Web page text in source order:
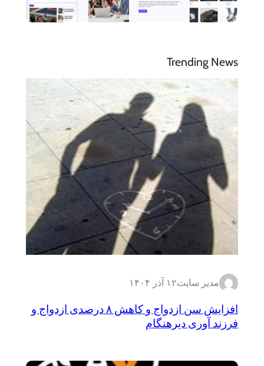
Trending News
مدیر سایت۱۲ آذر ۱۴۰۴
افزایش سن ازدواج و کاهش ۸ درصدی ازدواج و
فرزند آوری دیرهنگام